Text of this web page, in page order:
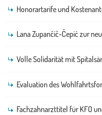
Honorartarife und
Lana Zupančič-Čepić zur
Volle Solidarität mit
Evaluation des
Fachzahnarzttitel für KFO